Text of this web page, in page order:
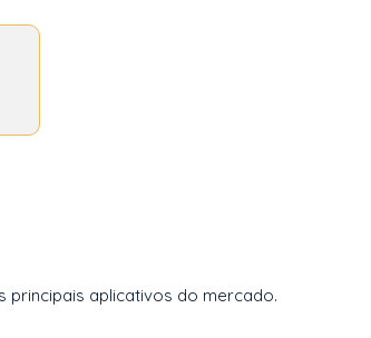
aplicativos do mercado.